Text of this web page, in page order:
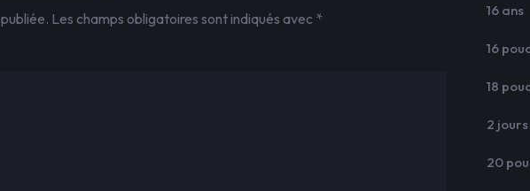
Les champs obligatoires sont indiqués avec *
16 ans
16
18
2 jours
20